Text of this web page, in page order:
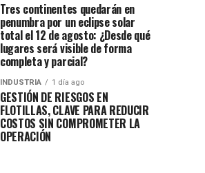
Tres continentes quedarán en
penumbra por un eclipse solar
total el 12 de agosto: ¿Desde qué
lugares será visible de forma
completa y parcial?
INDUSTRIA 1 día ago
GESTIÓN DE RIESGOS EN
FLOTILLAS, CLAVE PARA REDUCIR
COSTOS SIN COMPROMETER LA
OPERACIÓN